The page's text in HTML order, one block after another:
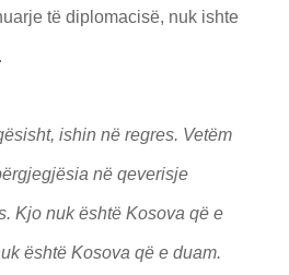
të diplomacisë, nuk ishte
ishin në regres. Vetëm
në qeverisje
Kjo nuk është Kosova që e
është Kosova që e duam.